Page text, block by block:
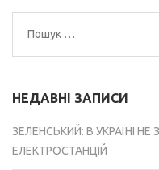
Пошук:
НЕДАВНІ ЗАПИСИ
ЗЕЛЕНСЬКИЙ: В УКРАЇНІ
ЕЛЕКТРОСТАНЦІЙ